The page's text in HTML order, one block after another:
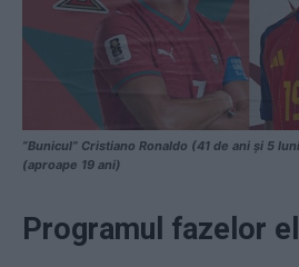
”Bunicul” Cristiano Ronaldo (41 de ani și 5
(aproape 19 ani)
Programul fazelor